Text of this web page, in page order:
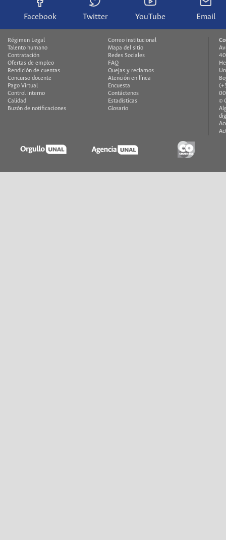
Facebook Twitter YouTube Email
Régimen Legal
Talento humano
Contratación
Ofertas de empleo
Rendición de cuentas
Concurso docente
Pago Virtual
Control interno
Calidad
Buzón de notificaciones
Correo institucional
Mapa del sitio
Redes Sociales
FAQ
Quejas y reclamos
Atención en línea
Encuesta
Contáctenos
Estadísticas
Glosario
©